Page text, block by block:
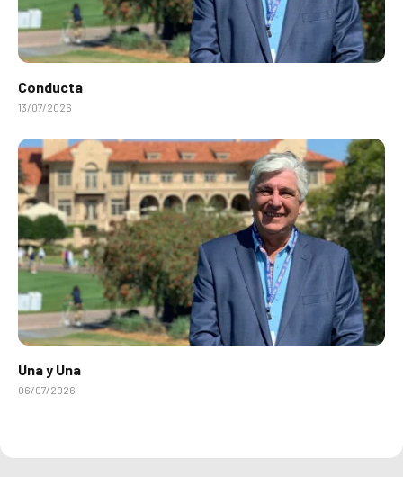
Conducta
13/07/2026
Una y Una
06/07/2026